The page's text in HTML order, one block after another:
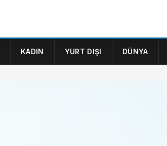
KADIN YURT DIŞI DÜNYA